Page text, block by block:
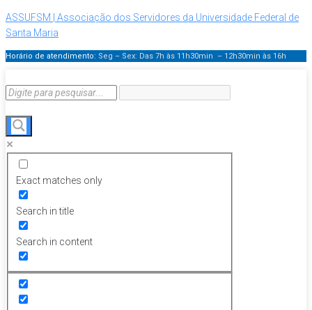
ASSUFSM | Associação dos Servidores da Universidade Federal de
Santa Maria
Horário de atendimento: Seg – Sex: Das 7h às 11h30min – 12h30min às 16h
Exact matches only
Search in title
Search in content